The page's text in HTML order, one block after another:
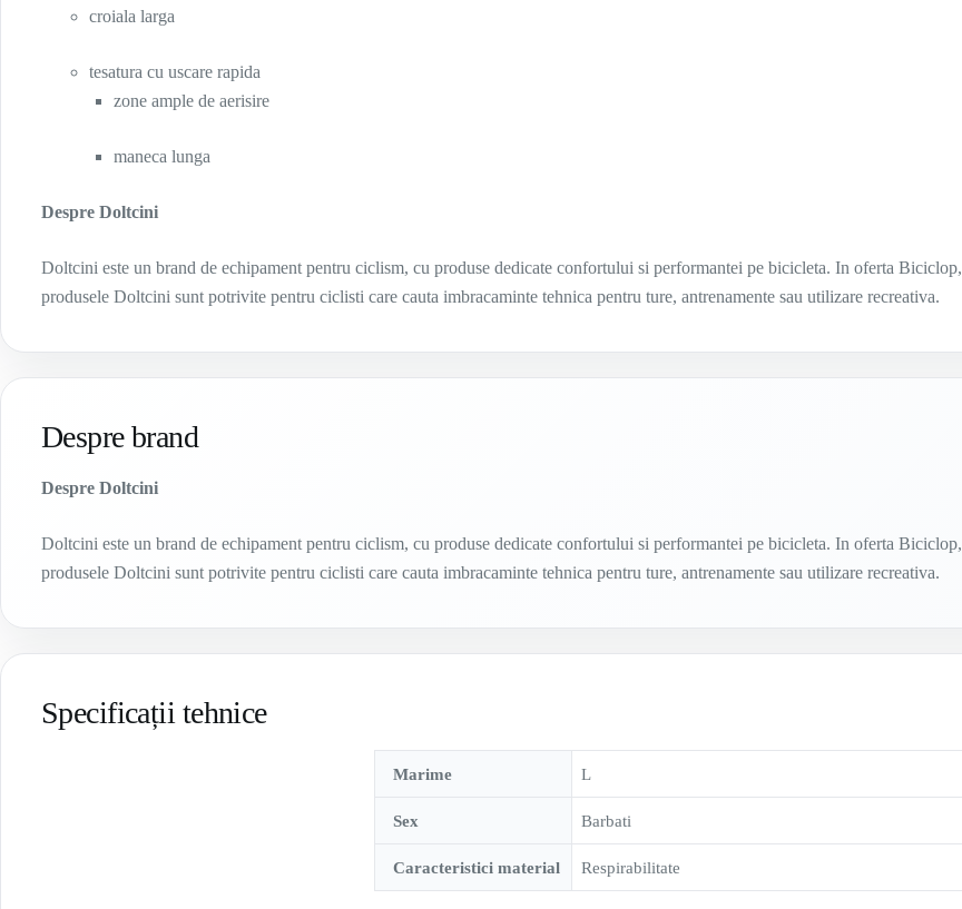
croiala larga
tesatura cu uscare rapida
zone ample de aerisire
maneca lunga
Despre Doltcini
Doltcini este un brand de echipament pentru ciclism, cu produse dedicate confortului si performantei pe bicicleta. In oferta Biciclop,
produsele Doltcini sunt potrivite pentru ciclisti care cauta imbracaminte tehnica pentru ture, antrenamente sau utilizare recreativa.
Despre brand
Despre Doltcini
Doltcini este un brand de echipament pentru ciclism, cu produse dedicate confortului si performantei pe bicicleta. In oferta Biciclop,
produsele Doltcini sunt potrivite pentru ciclisti care cauta imbracaminte tehnica pentru ture, antrenamente sau utilizare recreativa.
Specificații tehnice
Marime L
Sex Barbati
Caracteristici material Respirabilitate